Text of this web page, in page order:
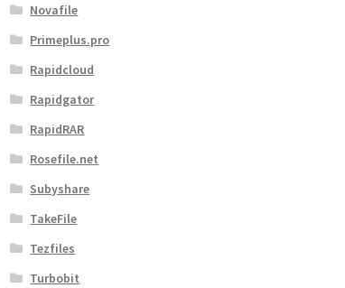
Novafile
Primeplus.pro
Rapidcloud
Rapidgator
RapidRAR
Rosefile.net
Subyshare
TakeFile
Tezfiles
Turbobit